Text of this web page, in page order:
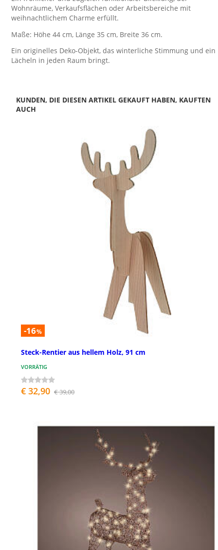
Wohnräume, Verkaufsflächen oder Arbeitsbereiche mit
weihnachtlichem Charme erfüllt.
Maße: Höhe 44 cm, Länge 35 cm, Breite 36 cm.
Ein originelles Deko-Objekt, das winterliche Stimmung und ein
Lächeln in jeden Raum bringt.
KUNDEN, DIE DIESEN ARTIKEL GEKAUFT HABEN, KAUFTEN
AUCH
-16%
Steck-Rentier aus hellem Holz, 91 cm
VORRÄTIG
€ 32,90 € 39,00